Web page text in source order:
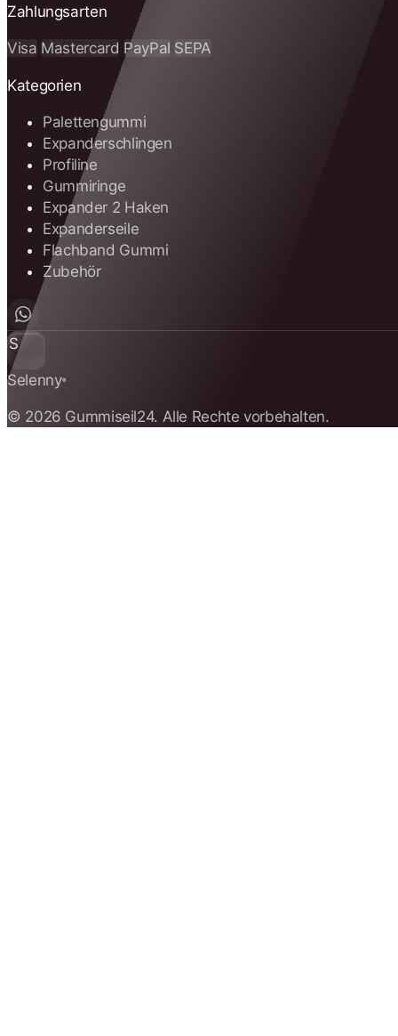
Zahlungsarten
Visa Mastercard PayPal SEPA
Kategorien
Palettengummi
Expanderschlingen
Profiline
Gummiringe
Expander 2 Haken
Expanderseile
Flachband Gummi
Zubehör
S
Selenny®
© 2026 Gummiseil24. Alle Rechte vorbehalten.